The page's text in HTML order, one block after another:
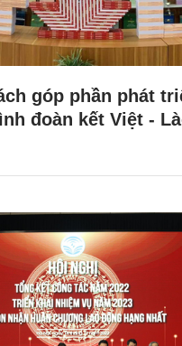
góp phần phát
đoàn kết Việt -